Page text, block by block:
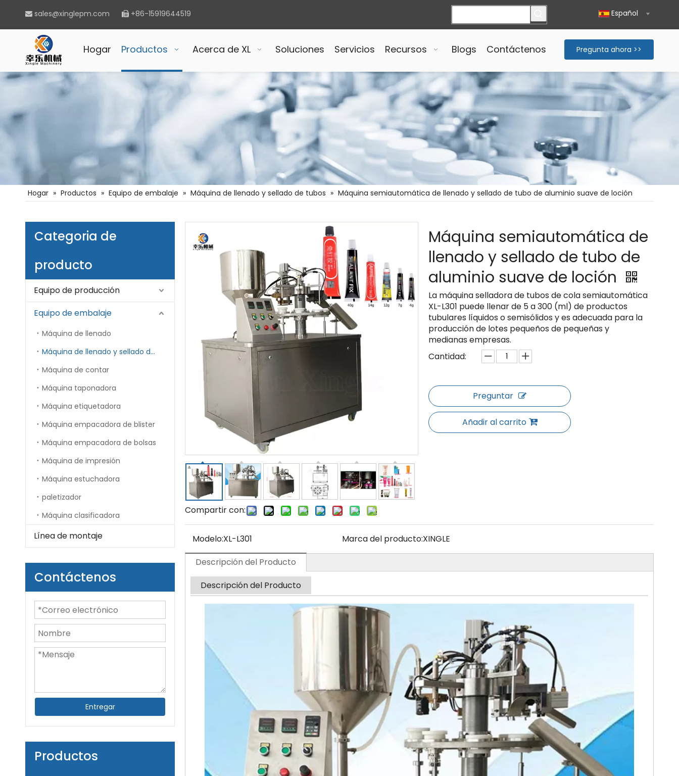
 sales@xinglepm.com  +86-15919644519 Español
Hogar Productos Acerca de XL Soluciones Servicios Recursos Blogs Contáctenos Pregunta ahora >>
Hogar » Productos » Equipo de embalaje » Máquina de llenado y sellado de tubos » Máquina semiautomática de llenado y sellado de tubo de aluminio suave de loción
Categoria de
producto
Equipo de producción
Equipo de embalaje
Máquina de llenado
Máquina de llenado y sellado de tubos
Máquina de contar
Máquina taponadora
Máquina etiquetadora
Máquina empacadora de blister
Máquina empacadora de bolsas
Máquina de impresión
Máquina estuchadora
paletizador
Máquina clasificadora
Línea de montaje
Contáctenos
Entregar
Productos
Compartir con:
Máquina semiautomática de
llenado y sellado de tubo de
aluminio suave de loción
La máquina selladora de tubos de cola semiautomática
XL-L301 puede llenar de 5 a 300 (ml) de productos
tubulares líquidos o semisólidos y es adecuada para la
producción de lotes pequeños de pequeñas y
medianas empresas.
Cantidad:
Preguntar
Añadir al carrito
Modelo:XL-L301 Marca del producto:XINGLE
Descripción del Producto
Descripción del Producto